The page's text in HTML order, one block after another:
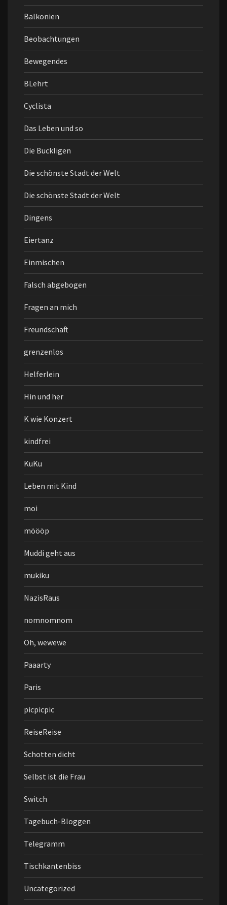
Balkonien
Beobachtungen
Bewegendes
BLehrt
Cyclista
Das Leben und so
Die Buckligen
Die schönste Stadt der Welt
Die schönste Stadt der Welt
Dingens
Eiertanz
Einmischen
Falsch abgebogen
Fragen an mich
Freundschaft
grenzenlos
Helferlein
Hin und her
K wie Konzert
kindfrei
KuKu
Leben mit Kind
moi
möööp
Muddi geht aus
mukiku
NazisRaus
nomnomnom
Oh, wewewe
Paaarty
Paris
picpicpic
ReiseReise
Schotten dicht
Selbst ist die Frau
Switch
Tagebuch-Bloggen
Telegramm
Tischkantenbiss
Uncategorized